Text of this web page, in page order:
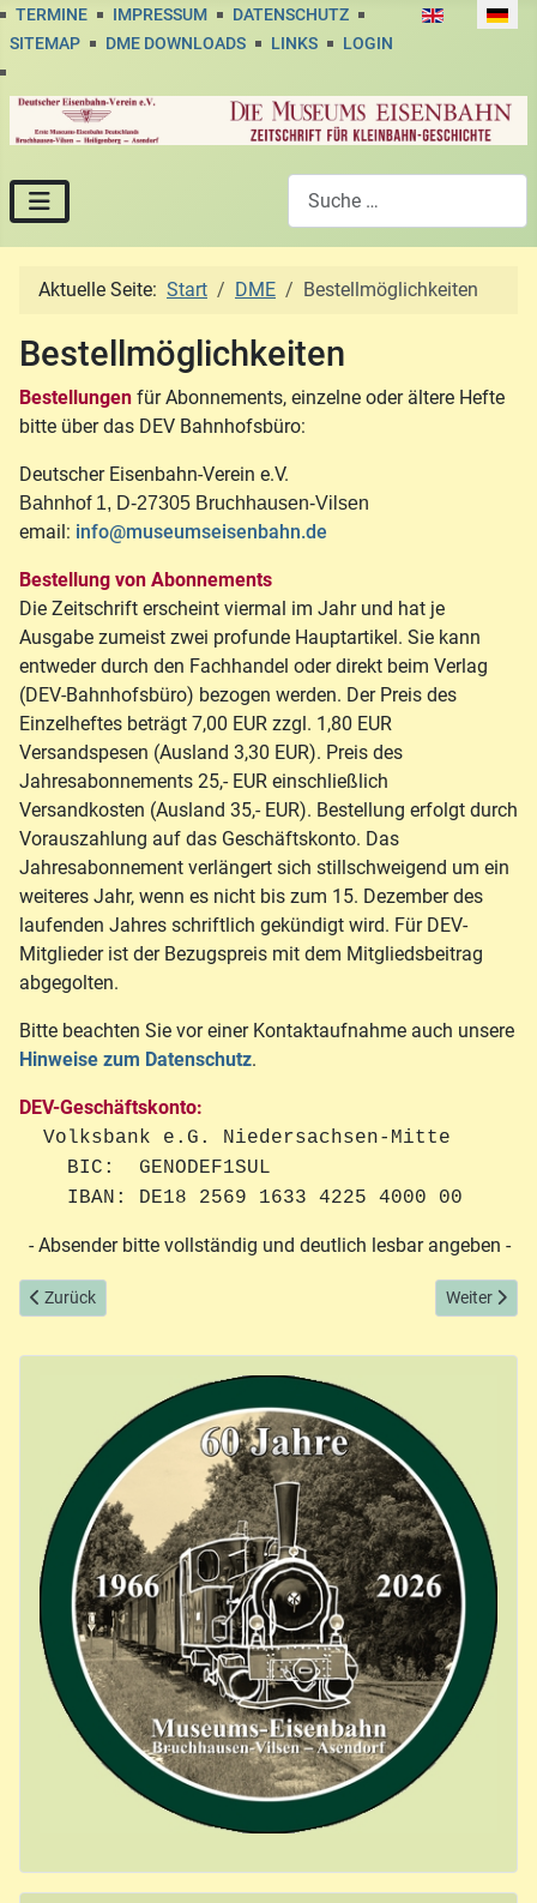
TERMINE IMPRESSUM
DATENSCHUTZ
SITEMAP
DME DOWNLOADS LINKS LOGIN
Sprache
Aktuelle Seite: Start DME Bestellmöglichkeiten
Bestellmöglichkeiten
Bestellungen für Abonnements, einzelne oder ältere Hefte
bitte über das DEV Bahnhofsbüro:
Deutscher Eisenbahn-Verein e.V.
Bahnhof 1, D-27305 Bruchhausen-Vilsen
email: info@museumseisenbahn.de
Bestellung von Abonnements
Die Zeitschrift erscheint viermal im Jahr und hat je
Ausgabe zumeist zwei profunde Hauptartikel. Sie kann
entweder durch den Fachhandel oder direkt beim Verlag
(DEV-Bahnhofsbüro) bezogen werden. Der Preis des
Einzelheftes beträgt 7,00 EUR zzgl. 1,80 EUR
Versandspesen (Ausland 3,30 EUR). Preis des
Jahresabonnements 25,- EUR einschließlich
Versandkosten (Ausland 35,- EUR). Bestellung erfolgt durch
Vorauszahlung auf das Geschäftskonto. Das
Jahresabonnement verlängert sich stillschweigend um ein
weiteres Jahr, wenn es nicht bis zum 15. Dezember des
laufenden Jahres schriftlich gekündigt wird. Für DEV-
Mitglieder ist der Bezugspreis mit dem Mitgliedsbeitrag
abgegolten.
Bitte beachten Sie vor einer Kontaktaufnahme auch unsere
Hinweise zum Datenschutz.
DEV-Geschäftskonto:
Volksbank e.G. Niedersachsen-Mitte
BIC: GENODEF1SUL
IBAN: DE18 2569 1633 4225 4000 00
- Absender bitte vollständig und deutlich lesbar angeben -
Vorheriger Beitrag: Redaktion "Die Museums-Eisenbahn"
Zurück Nächster
Weiter